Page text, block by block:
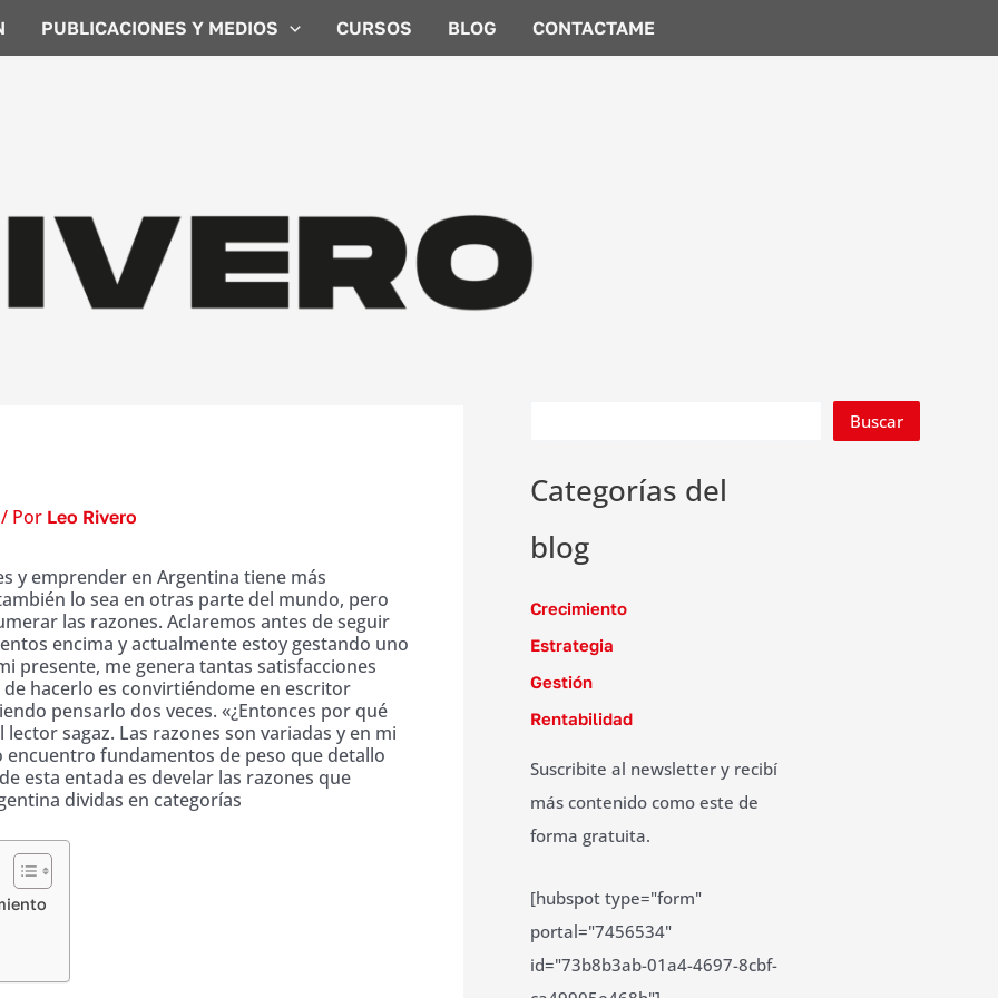
PUBLICACIONES Y MEDIOS CURSOS BLOG CONTACTAME
/ Por Leo Rivero
y emprender en Argentina tiene más
lo sea en otras parte del mundo, pero
las razones. Aclaremos antes de seguir
encima y actualmente estoy gestando uno
presente, me genera tantas satisfacciones
hacerlo es convirtiéndome en escritor
pensarlo dos veces. «¿Entonces por qué
sagaz. Las razones son variadas y en mi
fundamentos de peso que detallo
esta entada es develar las razones que
dividas en categorías
Buscar
Categorías del
blog
Crecimiento
Estrategia
Gestión
Rentabilidad
Suscribite al newsletter y recibí
más contenido como este de
forma gratuita.
[hubspot type="form"
portal="7456534"
id="73b8b3ab-01a4-4697-8cbf-